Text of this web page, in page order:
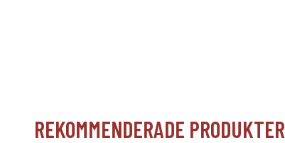
REKOMMENDERADE PRODUKTER